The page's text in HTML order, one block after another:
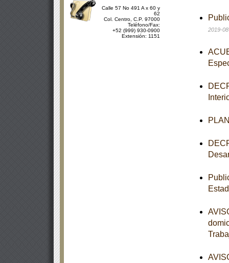
Calle 57 No 491 A x 60 y
62
Col. Centro, C.P. 97000
Teléfono/Fax:
+52 (999) 930-0900
Extensión: 1151
2019-